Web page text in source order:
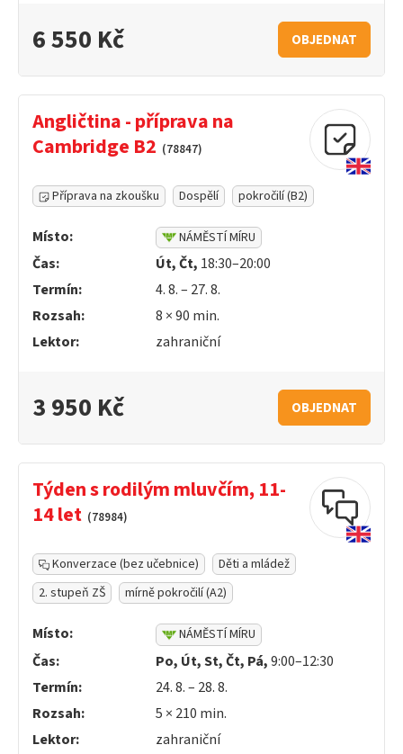
6 550 Kč OBJEDNAT
Angličtina - příprava na
Cambridge B2 (78847)
Příprava na zkoušku Dospělí pokročilí (B2)
Místo: NÁMĚSTÍ MÍRU
Čas: Út, Čt, 18:30–20:00
Termín:
4. 8. – 27. 8.
Rozsah:
8 ×90 min.
Lektor:
zahraniční
3 950 Kč OBJEDNAT
Týden s rodilým mluvčím, 11-
14 let (78984)
Konverzace (bez učebnice)
Děti a mládež
2. stupeň ZŠ
mírně pokročilí (A2)
Místo: NÁMĚSTÍ MÍRU
Čas: Po, Út, St, Čt, Pá,9:00–12:30
Termín:
24. 8. – 28. 8.
Rozsah:
5 × 210 min.
Lektor:
zahraniční